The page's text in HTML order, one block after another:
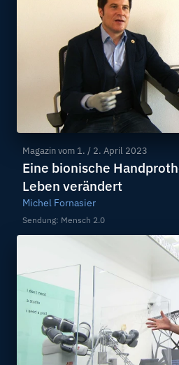
Magazin vom 1. / 2. April 2023
Eine bionische
Leben verändert
Michel Fornasier
Sendung: Mensch 2.0